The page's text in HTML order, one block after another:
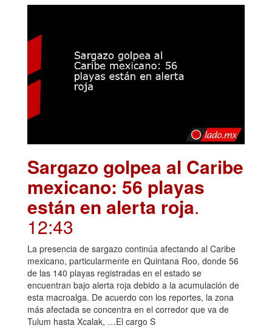
Sargazo golpea al Caribe
mexicano: 56 playas
están en alerta roja.
12:43
La presencia de sargazo continúa afectando al Caribe
mexicano, particularmente en Quintana Roo, donde 56
de las 140 playas registradas en el estado se
encuentran bajo alerta roja debido a la acumulación de
esta macroalga. De acuerdo con los reportes, la zona
más afectada se concentra en el corredor que va de
Tulum hasta Xcalak, …El cargo S